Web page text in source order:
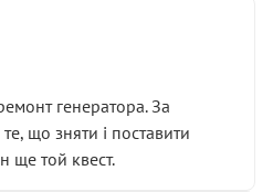
а не формального
що сервіс працює не
генератора. За
що зняти і поставити
ще той квест.